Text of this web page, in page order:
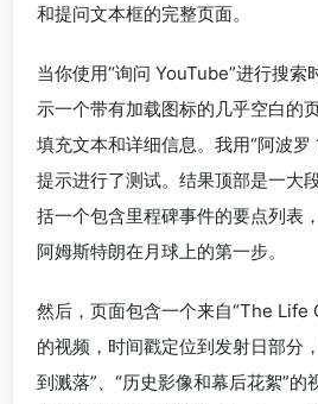
和提问文本框的完整页面。
当你使用“询问 YouTube”进行搜索
示一个带有加载图标的几乎空白的
填充文本和详细信息。我用“阿波罗
提示进行了测试。结果顶部是一大
括一个包含里程碑事件的要点列表
阿姆斯特朗在月球上的第一步。
然后，页面包含一个来自“The Life
的视频，时间戳定位到发射日部分
到溅落”、“历史影像和幕后花絮”的